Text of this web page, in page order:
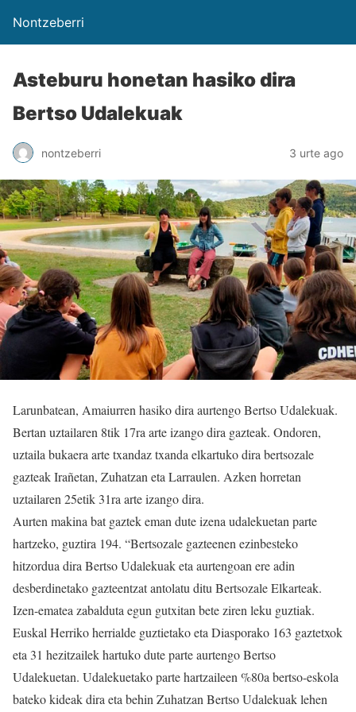
Nontzeberri
Asteburu honetan hasiko dira
Bertso Udalekuak
nontzeberri 3 urte ago
Larunbatean, Amaiurren hasiko dira aurtengo Bertso Udalekuak.
Bertan uztailaren 8tik 17ra arte izango dira gazteak. Ondoren,
uztaila bukaera arte txandaz txanda elkartuko dira bertsozale
gazteak Irañetan, Zuhatzan eta Larraulen. Azken horretan
uztailaren 25etik 31ra arte izango dira.
Aurten makina bat gaztek eman dute izena udalekuetan parte
hartzeko, guztira 194. “Bertsozale gazteenen ezinbesteko
hitzordua dira Bertso Udalekuak eta aurtengoan ere adin
desberdinetako gazteentzat antolatu ditu Bertsozale Elkarteak.
Izen-ematea zabalduta egun gutxitan bete ziren leku guztiak.
Euskal Herriko herrialde guztietako eta Diasporako 163 gaztetxok
eta 31 hezitzailek hartuko dute parte aurtengo Bertso
Udalekuetan. Udalekuetako parte hartzaileen %80a bertso-eskola
bateko kideak dira eta behin Zuhatzan Bertso Udalekuak lehen